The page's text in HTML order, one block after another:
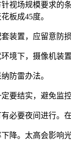
视场规模要求的
板成45度。
装置，应留意防
境下，摄像机装
防雷办法。
要结实，避免监
必要夜间进行。
降。太高会影响